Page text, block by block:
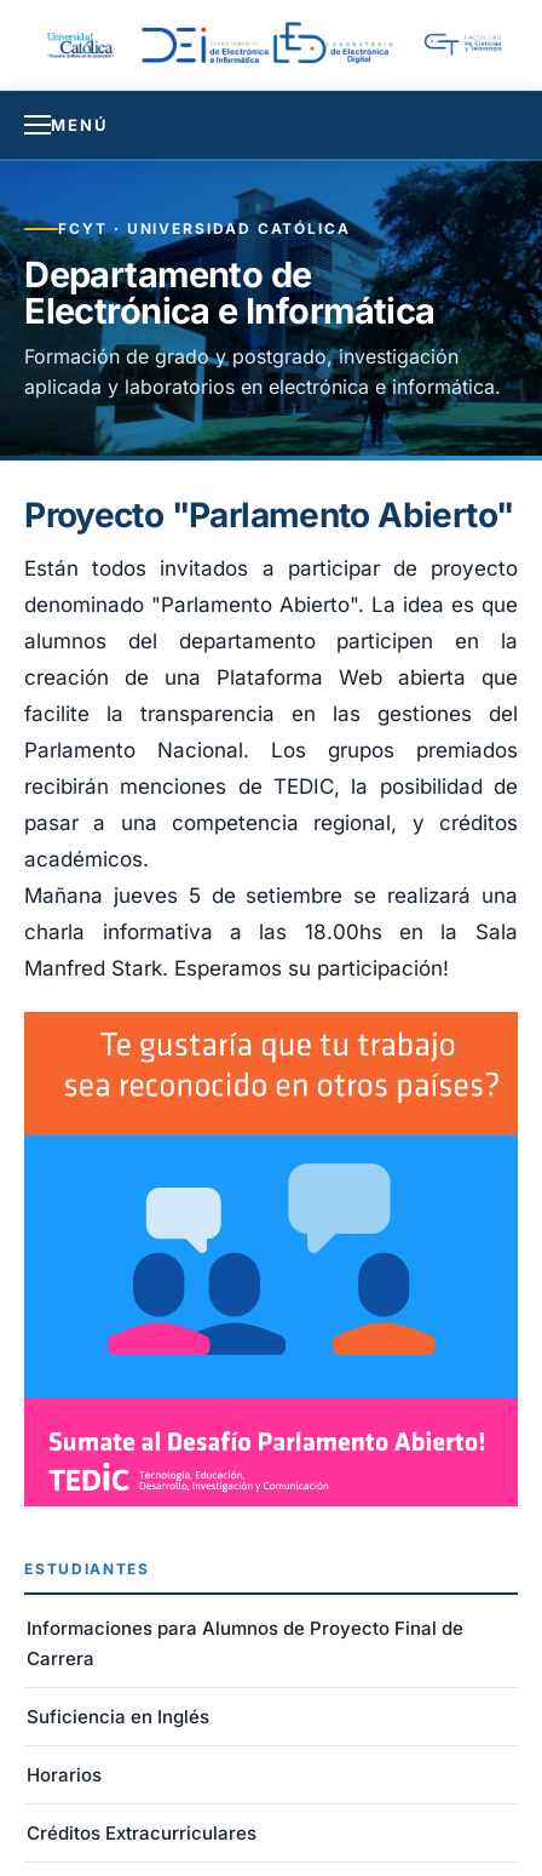
MENÚ
FCYT · UNIVERSIDAD CATÓLICA
Departamento de
Electrónica e Informática
Formación de grado y postgrado, investigación
aplicada y laboratorios en electrónica e informática.
ESTUDIANTES
Informaciones para Alumnos de Proyecto Final de
Carrera
Suficiencia en Inglés
Horarios
Créditos Extracurriculares
Proyecto "Parlamento Abierto"
Están todos invitados a participar de proyecto
denominado "Parlamento Abierto". La idea es que
alumnos del departamento participen en la
creación de una Plataforma Web abierta que
facilite la transparencia en las gestiones del
Parlamento Nacional. Los grupos premiados
recibirán menciones de TEDIC, la posibilidad de
pasar a una competencia regional, y créditos
académicos.
Mañana jueves 5 de setiembre se realizará una
charla informativa a las 18.00hs en la Sala
Manfred Stark. Esperamos su participación!